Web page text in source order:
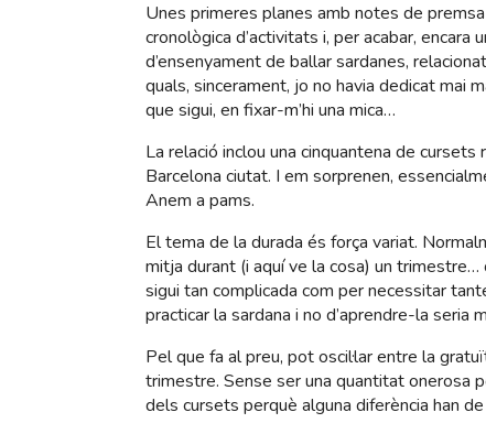
Unes primeres planes amb notes de
cronològica d’activitats i, per acabar,
d’ensenyament de ballar sardanes,
quals, sincerament, jo no havia dedicat mai
que sigui, en fixar-m’hi una mica…
La relació inclou una cinquantena de
Barcelona ciutat. I em sorprenen,
Anem a pams.
El tema de la durada és força variat.
mitja durant (i aquí ve la cosa) un
sigui tan complicada com per necessitar
practicar la sardana i no d’aprendre-la seria
Pel que fa al preu, pot oscil·lar entre la
trimestre. Sense ser una quantitat onerosa
dels cursets perquè alguna diferència han